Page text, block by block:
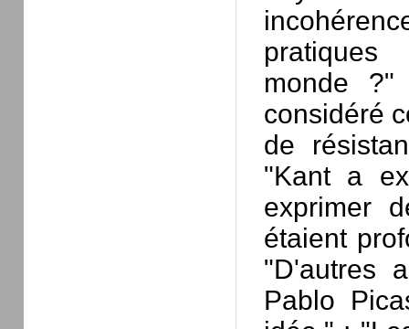
pratiques
monde
considéré
de
"Kant a
exprimer
étaient
"D'autres
Pablo